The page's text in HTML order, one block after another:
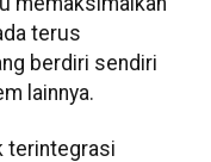
terus
berdiri sendiri
lainnya.
terintegrasi